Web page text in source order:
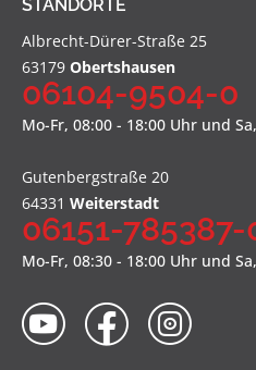
STANDORTE
Albrecht-Dürer-Straße 25
63179 Obertshausen
06104-9504-0
Mo-Fr, 08:00 - 18:00 Uhr und
Gutenbergstraße 20
64331 Weiterstadt
06151-785387-
Mo-Fr, 08:30 - 18:00 Uhr und